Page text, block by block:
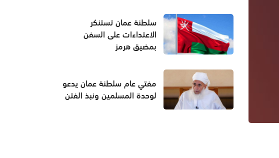
سلطنة عمان تستنكر
الاعتداءات على السفن
بمضيق هرمز
مفتي عام سلطنة عمان يدعو
لوحدة المسلمين ونبذ الفتن